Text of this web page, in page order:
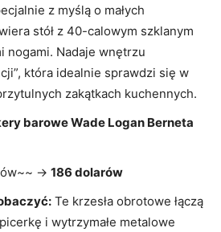
z myślą o małych
stół z 40-calowym szklanym
nogami. Nadaje wnętrzu
która idealnie sprawdzi się w
zakątkach kuchennych.
barowe Wade Logan Berneta
→ 186 dolarów
Te krzesła obrotowe łączą
i wytrzymałe metalowe